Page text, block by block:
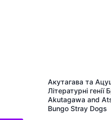
Акутагава та
Літературні генії
Akutagawa and
Bungo Stray Dogs